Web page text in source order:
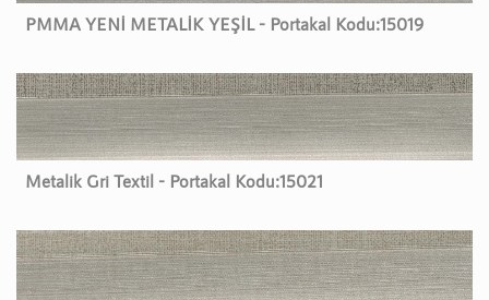
PMMA YENİ METALİK YEŞİL - Portakal Kodu:15019
Metalik Gri Textil - Portakal Kodu:15021